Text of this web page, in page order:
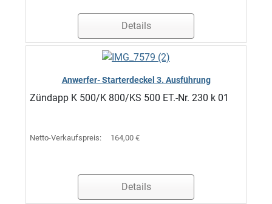
Details
Anwerfer- Starterdeckel 3. Ausführung
Zündapp K 500/K 800/KS 500 ET.-Nr. 230 k 01
Netto-Verkaufspreis: 164,00 €
Details